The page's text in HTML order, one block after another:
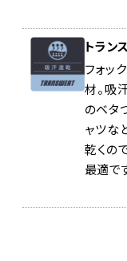
トラン
フォッ
材。吸
のベタ
ャツな
乾くの
最適で